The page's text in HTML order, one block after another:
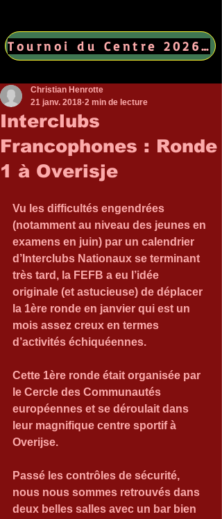
Tournoi du Centre 2026 →
Interclubs
Francophones : Ronde
1 à Overisje
Christian Henrotte
21 janv. 2018 2 min de lecture
Vu les difficultés engendrées
(notamment au niveau des jeunes en
examens en juin) par un calendrier
d’Interclubs Nationaux se terminant
très tard, la FEFB a eu l’idée
originale (et astucieuse) de déplacer
la 1ère ronde en janvier qui est un
mois assez creux en termes
d’activités échiquéennes.
Cette 1ère ronde était organisée par
le Cercle des Communautés
européennes et se déroulait dans
leur magnifique centre sportif à
Overijse.
Passé les contrôles de sécurité,
nous nous sommes retrouvés dans
deux belles salles avec un bar bien